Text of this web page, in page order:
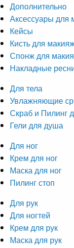
Дополнительно
Аксессуары для
Кейсы
Кисть для
Спонж для
Накладные
Для тела
Увлажняющие
Скраб и Пилинг
Гели для душа
Для ног
Крем для ног
Маска для ног
Пилинг стоп
Для рук
Для ногтей
Крем для рук
Маска для рук